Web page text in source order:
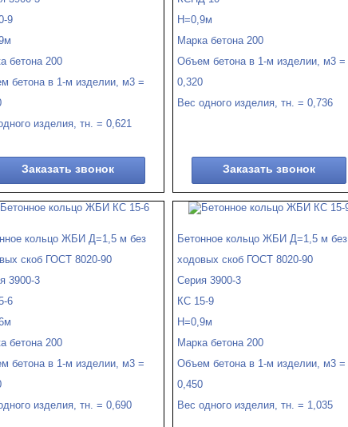
9
бетона 200
бетона в 1-м изделии, м3 =
изделия, тн. = 0,621
Заказать звонок
Н=0,9м
Марка бетона 200
Объем бетона в 1-м изделии, м3 =
0,320
Вес одного изделия, тн. = 0,736
Заказать звонок
кольцо ЖБИ Д=1,5 м без
скоб ГОСТ 8020-90
3900-3
6
бетона 200
бетона в 1-м изделии, м3 =
изделия, тн. = 0,690
Бетонное кольцо ЖБИ Д=1,5 м без
ходовых скоб ГОСТ 8020-90
Серия 3900-3
КС 15-9
Н=0,9м
Марка бетона 200
Объем бетона в 1-м изделии, м3 =
0,450
Вес одного изделия, тн. = 1,035